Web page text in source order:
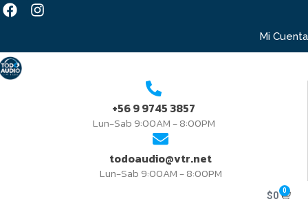
Mi Cuenta
+56 9 9745 3857
Lun-Sab 9:00AM - 8:00PM
todoaudio@vtr.net
Lun-Sab 9:00AM - 8:00PM
$0 0